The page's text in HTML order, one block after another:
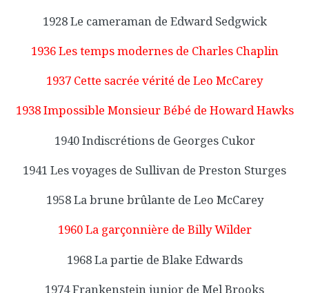
1928 Le cameraman de Edward Sedgwick
1936 Les temps modernes de Charles Chaplin
1937 Cette sacrée vérité de Leo McCarey
1938 Impossible Monsieur Bébé de Howard Hawks
1940 Indiscrétions de Georges Cukor
1941 Les voyages de Sullivan de Preston Sturges
1958 La brune brûlante de Leo McCarey
1960 La garçonnière de Billy Wilder
1968 La partie de Blake Edwards
1974 Frankenstein junior de Mel Brooks